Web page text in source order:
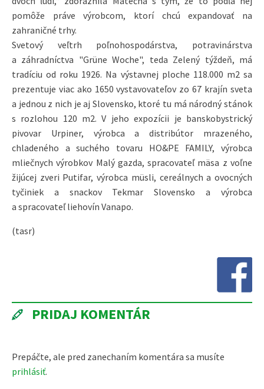
príspevkami. "Donedávna tá podpora bola vo výške, myslím
si, 3000 eur. Minulý rok sme to vyhláškou zmenili a vieme
podporiť takýchto vystavovateľov až do výšky 20.000 eur, kde
sa dajú započítať dokonca náklady na ubytovanie a cestu pre
dvoch ľudí," zdôraznila Matečná s tým, že to podľa nej
pomôže práve výrobcom, ktorí chcú expandovať na
zahraničné trhy.
Svetový veľtrh poľnohospodárstva, potravinárstva
a záhradníctva "Grüne Woche", teda Zelený týždeň, má
tradíciu od roku 1926. Na výstavnej ploche 118.000 m2 sa
prezentuje viac ako 1650 vystavovateľov zo 67 krajín sveta
a jednou z nich je aj Slovensko, ktoré tu má národný stánok
s rozlohou 120 m2. V jeho expozícii je banskobystrický
pivovar Urpiner, výrobca a distribútor mrazeného,
chladeného a suchého tovaru HO&PE FAMILY, výrobca
mliečnych výrobkov Malý gazda, spracovateľ mäsa z voľne
tyčiniek a snackov Tekmar Slovensko a výrobca
PRIDAJ KOMENTÁR